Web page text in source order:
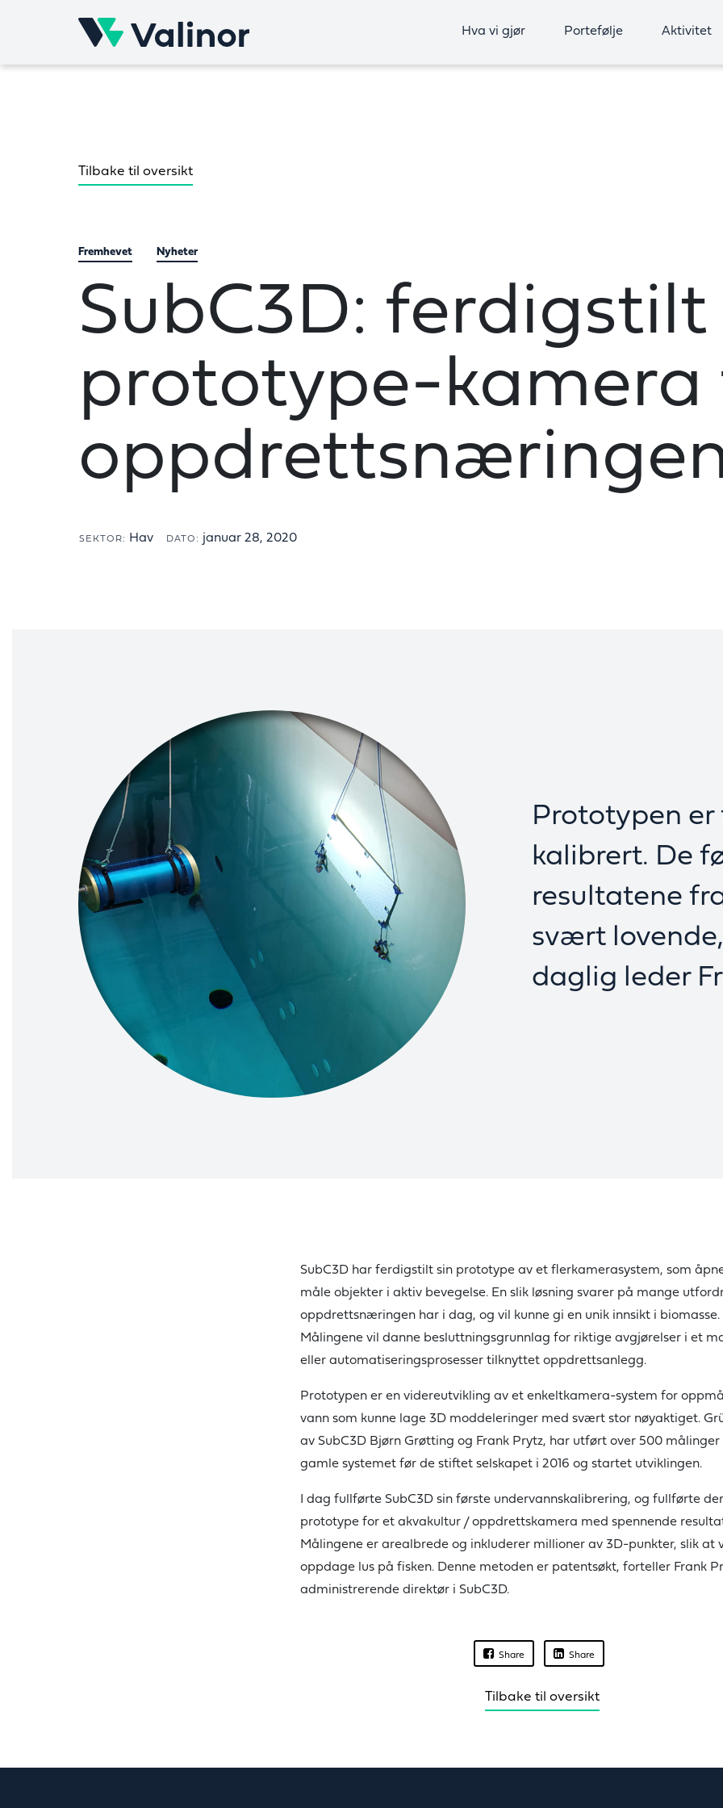
Hva vi gjør Portefølje Aktivitet
Tilbake til oversikt
Fremhevet Nyheter
SubC3D: ferdigstilt
prototype-kamera
SEKTOR: Hav DATO: januar 28, 2020
Prototypen
kalibrert. De
resultatene
svært
daglig leder
SubC3D har ferdigstilt sin prototype av et flerkamerasystem, som
måle objekter i aktiv bevegelse. En slik løsning svarer på mange
oppdrettsnæringen har i dag, og vil kunne gi en unik innsikt i biomasse.
Målingene vil danne besluttningsgrunnlag for riktige avgjørelser i et
eller automatiseringsprosesser tilknyttet oppdrettsanlegg.
Prototypen er en videreutvikling av et enkeltkamera-system for
vann som kunne lage 3D moddeleringer med svært stor nøyaktiget.
av SubC3D Bjørn Grøtting og Frank Prytz, har utført over 500
gamle systemet før de stiftet selskapet i 2016 og startet utviklingen.
I dag fullførte SubC3D sin første undervannskalibrering, og fullførte
prototype for et akvakultur / oppdrettskamera med spennende
Målingene er arealbrede og inkluderer millioner av 3D-punkter, slik at
oppdage lus på fisken. Denne metoden er patentsøkt, forteller Frank
administrerende direktør i SubC3D.
Share Share
Tilbake til oversikt